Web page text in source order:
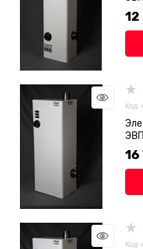
Код:
16
Код: